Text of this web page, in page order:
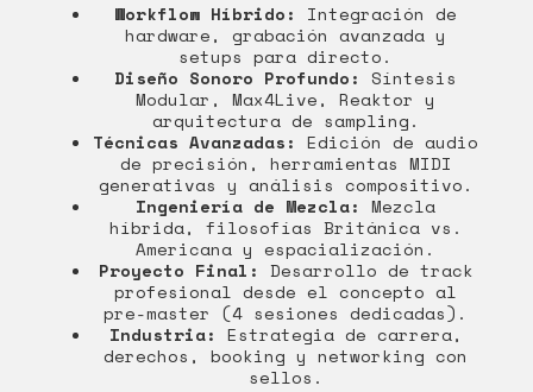
Workflow Híbrido:
Integración de
hardware, grabación avanzada y
setups para directo.
Diseño Sonoro Profundo: Síntesis
Modular, Max4Live, Reaktor y
arquitectura de sampling.
Técnicas Avanzadas: Edición de audio
de precisión, herramientas MIDI
generativas y análisis compositivo.
Ingeniería de Mezcla: Mezcla
híbrida, filosofías Británica vs.
Americana y espacialización.
Proyecto Final: Desarrollo de track
profesional desde el concepto al
pre-master (4 sesiones dedicadas).
Industria: Estrategia de carrera,
derechos, booking y networking con
sellos.